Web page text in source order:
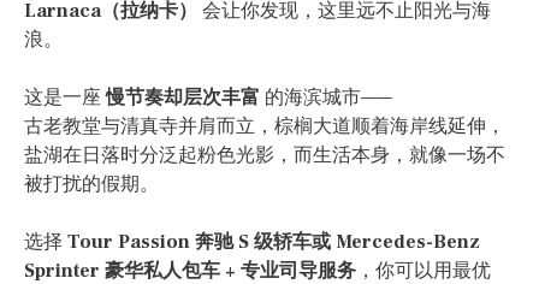
Larnaca（拉纳卡）
会让你发现，这里远不止阳光与海
浪。
这是一座慢节奏却层次丰富 的海滨城市——
古老教堂与清真寺并肩而立，棕榈大道顺着海岸线延伸，
盐湖在日落时分泛起粉色光影，而生活本身，就像一场不
被打扰的假期。
选择 Tour Passion 奔驰 S 级轿车或 Mercedes-Benz
Sprinter 豪华私人包车 + 专业司导服务 ，你可以用最优